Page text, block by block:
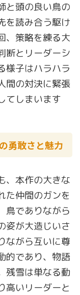
と頭の良い鳥の
を読み合う駆け
、策略を練る大
断とリーダーシ
様子はハラハラ
間の対決に緊張
てしまいます
勇敢さと魅力
、本作の大きな
た仲間のガンを
鳥でありながら
姿が大造じいさ
ながら互いに尊
的であり、物語
残雪は単なる動
高いリーダーと